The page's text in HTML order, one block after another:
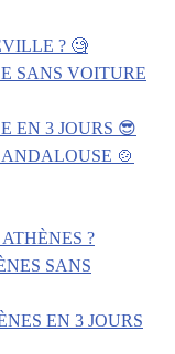
? 🧐
SANS VOITURE
EN 3 JOURS 😎
🍲
?
SANS
EN 3 JOURS